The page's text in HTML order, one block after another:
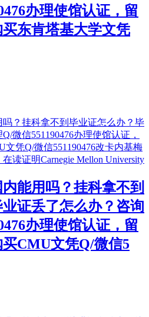
办理使馆认证，留
东肯塔基大学文凭
能用吗？挂科拿不到
证丢了怎么办？咨询
办理使馆认证，留
CMU文凭Q/微信5